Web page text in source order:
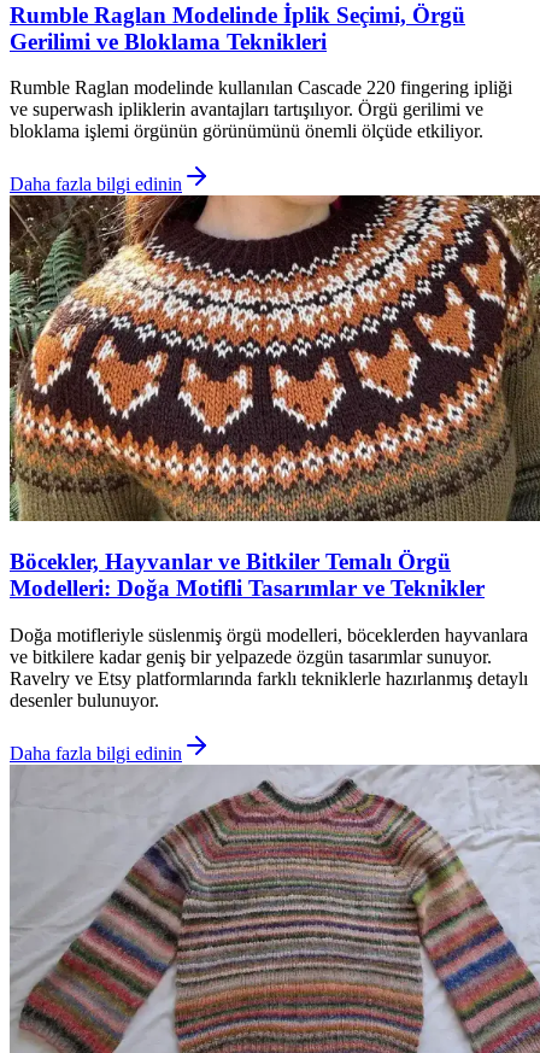
Rumble Raglan Modelinde İplik Seçimi, Örgü
Gerilimi ve Bloklama Teknikleri
Rumble Raglan modelinde kullanılan Cascade 220 fingering ipliği
ve superwash ipliklerin avantajları tartışılıyor. Örgü gerilimi ve
bloklama işlemi örgünün görünümünü önemli ölçüde etkiliyor.
Daha fazla bilgi edinin
Böcekler, Hayvanlar ve Bitkiler Temalı Örgü
Modelleri: Doğa Motifli Tasarımlar ve Teknikler
Doğa motifleriyle süslenmiş örgü modelleri, böceklerden hayvanlara
ve bitkilere kadar geniş bir yelpazede özgün tasarımlar sunuyor.
Ravelry ve Etsy platformlarında farklı tekniklerle hazırlanmış detaylı
desenler bulunuyor.
Daha fazla bilgi edinin